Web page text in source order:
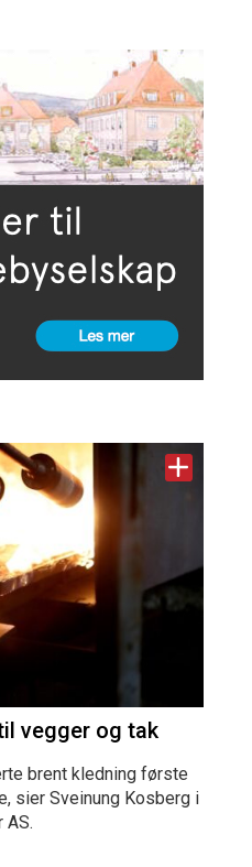
vegger og tak
brent kledning første
sier Sveinung Kosberg i
AS.